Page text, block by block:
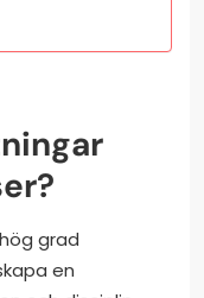
grad
en